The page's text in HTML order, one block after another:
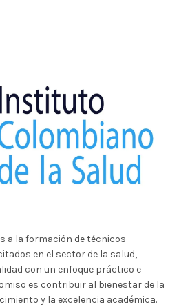
a la formación de técnicos
en el sector de la salud,
con un enfoque práctico e
es contribuir al bienestar de la
y la excelencia académica.